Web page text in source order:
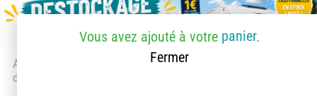
Accueil
> Accessoires et pièces
détachées
Vous avez ajouté à votre panier.
Fermer